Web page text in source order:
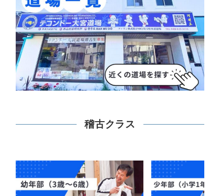
稽古クラス